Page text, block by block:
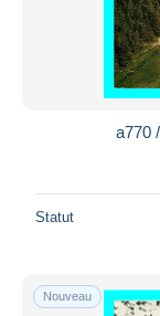
a770
Statut
Nouveau